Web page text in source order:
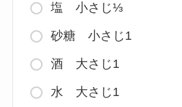
塩 小さじ⅓
砂糖 小さじ1
酒 大さじ1
水 大さじ1